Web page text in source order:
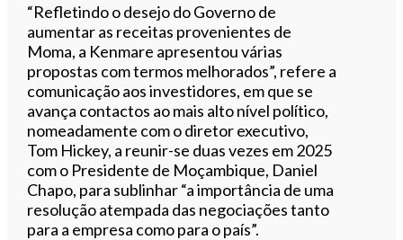
“Refletindo o desejo do Governo de
aumentar as receitas provenientes de
Moma, a Kenmare apresentou várias
propostas com termos melhorados”, refere a
comunicação aos investidores, em que se
avança contactos ao mais alto nível político,
nomeadamente com o diretor executivo,
Tom Hickey, a reunir-se duas vezes em 2025
com o Presidente de Moçambique, Daniel
Chapo, para sublinhar “a importância de uma
resolução atempada das negociações tanto
para a empresa como para o país”.